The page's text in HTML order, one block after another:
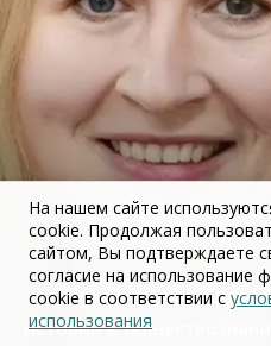
Юлия
истории и
На нашем сайте
cookie. Продолжая
сайтом, Вы подтверждаете
согласие на использование
cookie в соответствии с
использования